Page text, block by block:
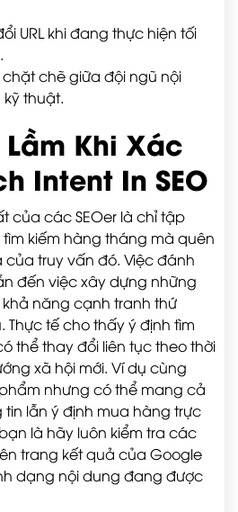
URL khi đang thực hiện tối
chẽ giữa đội ngũ nội
thuật.
Khi Xác
Intent In SEO
của các SEOer là chỉ tập
kiếm hàng tháng mà quên
truy vấn đó. Việc đánh
đến việc xây dựng những
năng cạnh tranh thứ
Thực tế cho thấy ý định tìm
thể thay đổi liên tục theo thời
xã hội mới. Ví dụ cùng
nhưng có thể mang cả
tin lẫn ý định mua hàng trực
là hãy luôn kiểm tra các
trang kết quả của Google
dạng nội dung đang được